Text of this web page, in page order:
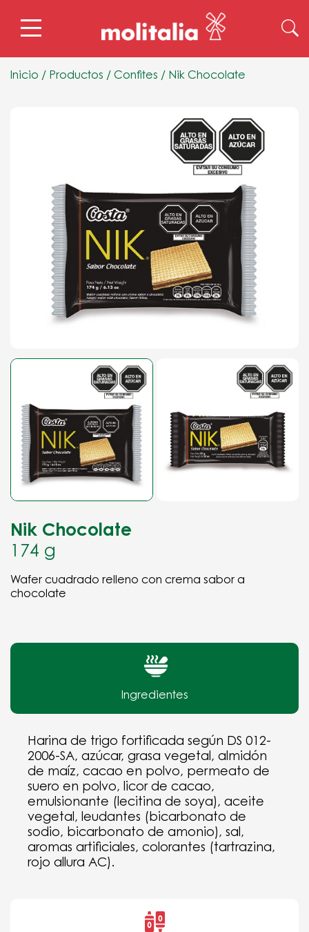
Inicio / Productos / Confites / Nik Chocolate
Nik Chocolate
174 g
Wafer cuadrado relleno con crema sabor a
chocolate
Ingredientes
Harina de trigo fortificada según DS 012-
2006-SA, azúcar, grasa vegetal, almidón
de maíz, cacao en polvo, permeato de
suero en polvo, licor de cacao,
emulsionante (lecitina de soya), aceite
vegetal, leudantes (bicarbonato de
sodio, bicarbonato de amonio), sal,
aromas artificiales, colorantes (tartrazina,
rojo allura AC).